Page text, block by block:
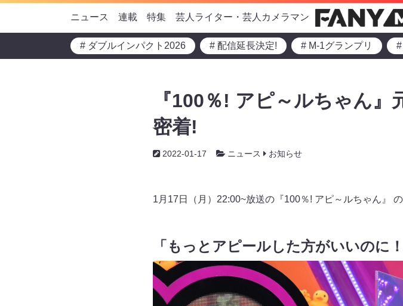
ニュース 連載 特集 芸人ライター・芸人カメラマン
# ダブルインパクト2026 # 配信延長決定! # M-1グランプリ
『100％! アピ～ルちゃん
密着!
2022-01-17 ニュース お知らせ
1月17日（月）22:00~放送の『100％! アピ～ルちゃん』
「もっとアピールした方がいいのに！